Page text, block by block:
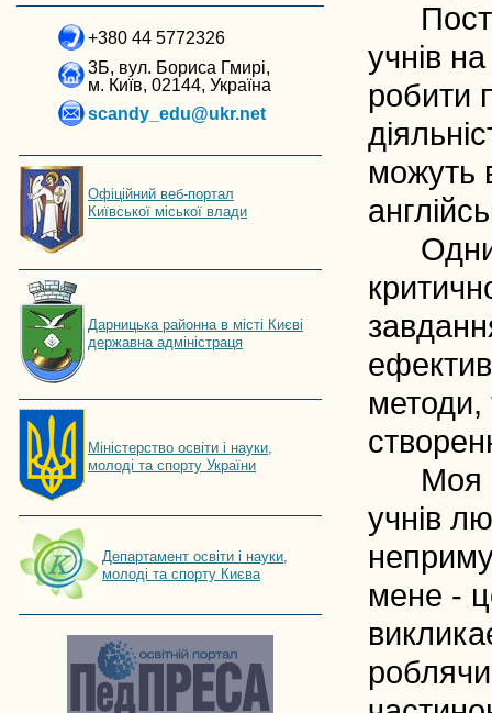
+380 44 5772326
3Б, вул. Бориса Гмирі,
м. Київ, 02144, Україна
scandy_edu@ukr.net
Офіційний веб-портал
Київської міської влади
Дарницька районна в місті Києві
державна адміністраця
Мiнiстерство освiти і науки,
молоді та спорту України
Департамент освіти і науки,
молоді та спорту Києва
учнів
робити
можуть
Одним
методи,
Моя
учнів
мене -